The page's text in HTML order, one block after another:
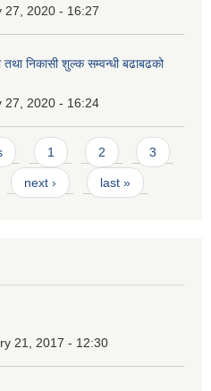
27, 2020 - 16:27
तथा निकासी शुल्क सम्वन्धी बढाबढको
27, 2020 - 16:24
1 2 3
next › last »
21, 2017 - 12:30